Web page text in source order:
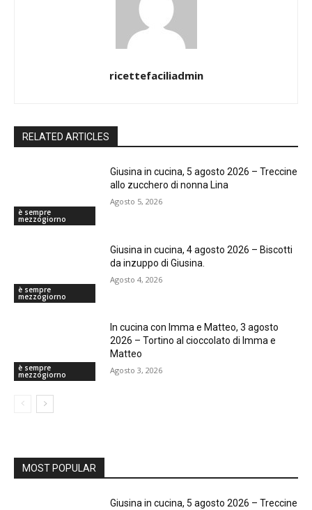
ricettefaciliadmin
RELATED ARTICLES
è sempre
mezzogiorno
Giusina in cucina, 5 agosto 2026 – Treccine
allo zucchero di nonna Lina
Agosto 5, 2026
è sempre
mezzogiorno
Giusina in cucina, 4 agosto 2026 – Biscotti
da inzuppo di Giusina.
Agosto 4, 2026
è sempre
mezzogiorno
In cucina con Imma e Matteo, 3 agosto
2026 – Tortino al cioccolato di Imma e
Matteo
Agosto 3, 2026
MOST POPULAR
Giusina in cucina, 5 agosto 2026 – Treccine